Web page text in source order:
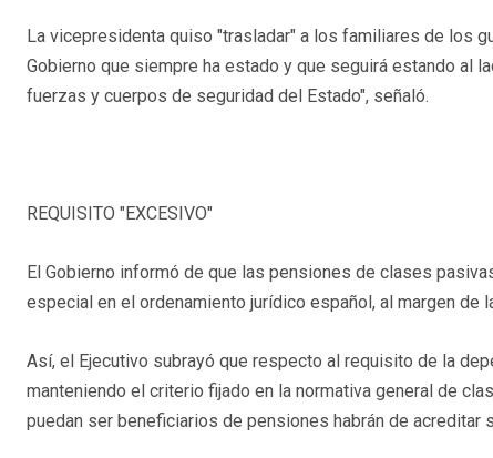
La vicepresidenta quiso "trasladar" a los familiares de los
Gobierno que siempre ha estado y que seguirá estando al
fuerzas y cuerpos de seguridad del Estado", señaló.
REQUISITO "EXCESIVO"
El Gobierno informó de que las pensiones de clases
especial en el ordenamiento jurídico español, al margen de
Así, el Ejecutivo subrayó que respecto al requisito de la
manteniendo el criterio fijado en la normativa general de
puedan ser beneficiarios de pensiones habrán de acreditar